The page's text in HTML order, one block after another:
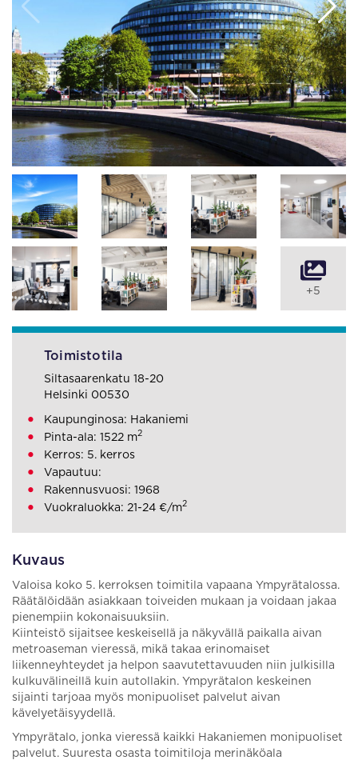
Kuvaus
Valoisa koko 5. kerroksen toimitila vapaana Ympyrätalossa.
Räätälöidään asiakkaan toiveiden mukaan ja voidaan jakaa
pienempiin kokonaisuuksiin.
Kiinteistö sijaitsee keskeisellä ja näkyvällä paikalla aivan
metroaseman vieressä, mikä takaa erinomaiset
liikenneyhteydet ja helpon saavutettavuuden niin julkisilla
kulkuvälineillä kuin autollakin. Ympyrätalon keskeinen
sijainti tarjoaa myös monipuoliset palvelut aivan
kävelyetäisyydellä.
Ympyrätalo, jonka vieressä kaikki Hakaniemen monipuoliset
palvelut. Suuresta osasta toimitiloja merinäköala
+5
Toimistotila
Siltasaarenkatu 18-20
Helsinki 00530
Kaupunginosa: Hakaniemi
Pinta-ala: 1522 m2
Kerros: 5. kerros
Vapautuu:
Rakennusvuosi: 1968
Vuokraluokka: 21-24 €/m2